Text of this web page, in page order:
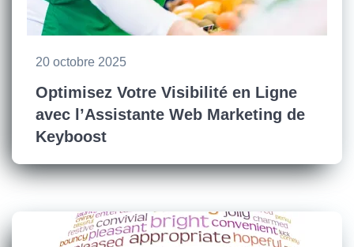
20 octobre 2025
Optimisez Votre Visibilité en Ligne
avec l’Assistante Web Marketing de
Keyboost